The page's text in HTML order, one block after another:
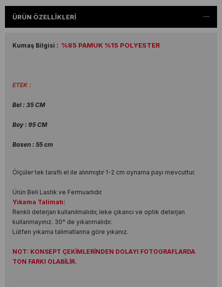
ÜRÜN ÖZELLIKLERI
Kumaş Bilgisi : %85 PAMUK %15 POLYESTER
ETEK :
Bel : 35 CM
Boy : 95 CM
Basen : 55 cm
Ölçüler tek taraflı el ile alınmıştır 1-2 cm oynama payı mevcuttur.
Ürün Beli Lastik ve Fermuarlıdır.
Yıkama Talimatı:
Renkli deterjan kullanılmalıdır, leke çıkarıcı ve optik deterjan
kullanmayınız. 30° de yıkanmalıdır.
Lütfen yıkama talimatlarına göre yıkanız.
NOT: KONSEPT ÇEKİMLERİNDEN DOLAYI FOTOGRAFLARDA
TON FARKI OLABİLİR.